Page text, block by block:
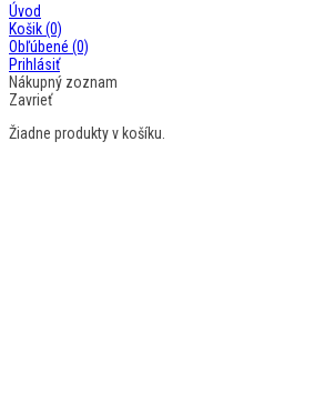
Úvod
Košik(0)
Obľúbené (0)
Prihlásiť
Nákupný zoznam
Zavrieť
Žiadne produkty v košíku.